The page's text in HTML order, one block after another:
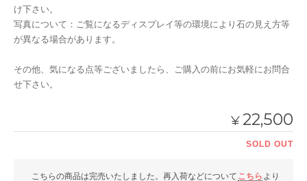
け下さい。
写真について：ご覧になるディスプレイ等の環境により石の見え方等
が異なる場合があります。
その他、気になる点等ございましたら、ご購入の前にお気軽にお問合
せ下さい。
¥22,500
SOLD OUT
こちらの商品は完売いたしました。再入荷などについて こちら より